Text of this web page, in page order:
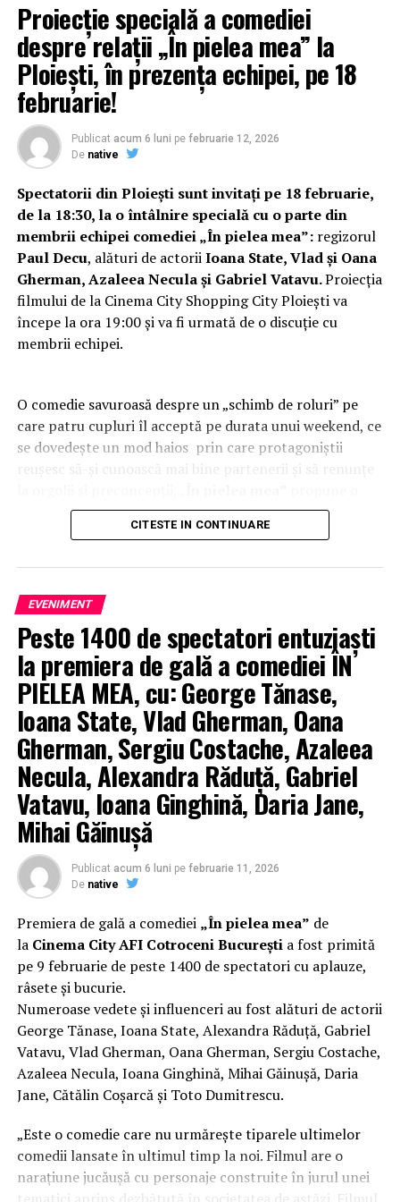
Proiecție specială a comediei
despre relații „În pielea mea” la
Ploiești, în prezența echipei, pe 18
februarie!
Publicat acum 6 luni pe februarie 12, 2026
De native
Spectatorii din Ploiești sunt invitați pe 18 februarie,
de la 18:30, la o întâlnire specială cu o parte din
membrii echipei comediei „În pielea mea”: regizorul
Paul Decu, alături de actoriiIoana State, Vlad și Oana
Gherman, Azaleea Necula și Gabriel Vatavu.Proiecția
filmului de la Cinema City Shopping City Ploiești va
începe la ora 19:00 și va fi urmată de o discuție cu
membrii echipei.
O comedie savuroasă despre un „schimb de roluri” pe
care patru cupluri îl acceptă pe durata unui weekend, ce
se dovedește un mod haios prin care protagoniștii
reușesc să-și cunoască mai bine partenerii și să renunțe
experiență de cinema relaxantă și amuzantă.
Mai multe detalii:inpieleamea.ro
Reprezentativă pentru modul în care majoritatea
tinerilor se raportează la relațiile de cuplu, comedia „În
pielea mea” îi reunește în distribuție pe Ioana State,
George Tănase, Sergiu Costache, Oana Gherman,
Vlad Gherman, Azaleea Necula, Alexandra Răduță,
Gabriel Vatavu, alături de Ioana Ginghină, Mihai
Găinușă, Daria Janeși alții.
Regizorul și scenaristul Paul Decu, absolvent al
Facultății de Teatru UNATC „I.L.Caragiale” și al
masteratului în regie de film de la MetFilm School
Londra, a colaborat la realizarea primului său
lungmetraj cu o echipă de profesioniști din care fac
parteAdrian Pădurețu (imagine), Bogdan Ivanovici
(costume).
Mai multe detalii, imagini de la filmări, fragmente din
film și declarații din partea actorilor sunt disponibile pe
paginile social media ale filmului deFacebook,
Instagram,TikTok.
„În Pielea Mea”este un film produs de: CB MOTION
PICTURES.
Producător asociat: MAGNETIC MEDIA PRODUCTIONS;
Producător executiv: Adela Mara.
Manager producție: Iulia Cezara Roșu.
CITESTE IN CONTINUARE
EVENIMENT
Peste 1400 de spectatori entuziaști
la premiera de gală a comediei ÎN
PIELEA MEA, cu: George Tănase,
Ioana State, Vlad Gherman, Oana
Gherman, Sergiu Costache, Azaleea
Necula, Alexandra Răduță, Gabriel
Vatavu, Ioana Ginghină, Daria Jane,
Mihai Găinușă
Publicat acum 6 luni pe februarie 11, 2026
De native
Premiera de gală a comediei „În pielea mea” de
la Cinema City AFI Cotroceni Bucureștia fost primită
pe 9 februarie de peste 1400 de spectatori cu aplauze,
râsete și bucurie.
Numeroase vedete și influenceri au fost alături de actorii
George Tănase, Ioana State, Alexandra Răduță, Gabriel
Vatavu, Vlad Gherman, Oana Gherman, Sergiu Costache,
Azaleea Necula, Ioana Ginghină, Mihai Găinușă, Daria
Jane, Cătălin Coșarcă și Toto Dumitrescu.
„Este o comedie care nu urmărește tiparele ultimelor
comedii lansate în ultimul timp la noi. Filmul are o
narațiune jucăușă cu personaje construite în jurul unei